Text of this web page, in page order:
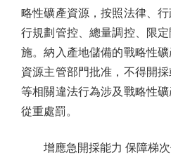
略性礦產資源，按照法律、
行規劃管控、總量調控、限
施。納入產地儲備的戰略性
資源主管部門批准，不得開
等相關違法行為涉及戰略性
從重處罰。
增應急開採能力 保障梯次